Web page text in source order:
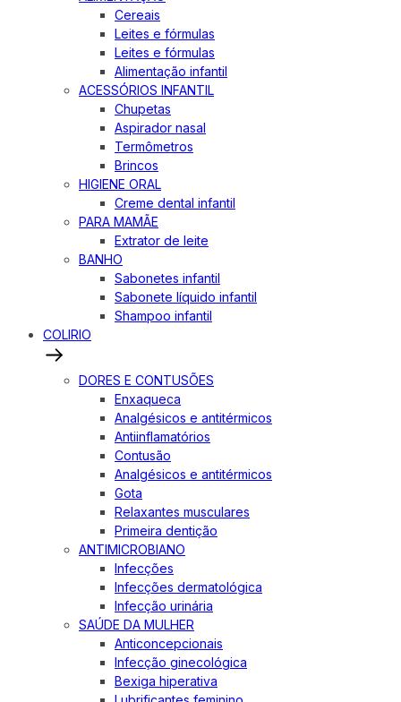
Cereais
Leites e fórmulas
Leites e fórmulas
Alimentação infantil
ACESSÓRIOS INFANTIL
Chupetas
Aspirador nasal
Termômetros
Brincos
HIGIENE ORAL
Creme dental infantil
PARA MAMÃE
Extrator de leite
BANHO
Sabonetes infantil
Sabonete líquido infantil
Shampoo infantil
COLIRIO
DORES E CONTUSÕES
Enxaqueca
Analgésicos e antitérmicos
Antiinflamatórios
Contusão
Analgésicos e antitérmicos
Gota
Relaxantes musculares
Primeira dentição
ANTIMICROBIANO
Infecções
Infecções dermatológica
Infecção urinária
SAÚDE DA MULHER
Anticoncepcionais
Infecção ginecológica
Bexiga hiperativa